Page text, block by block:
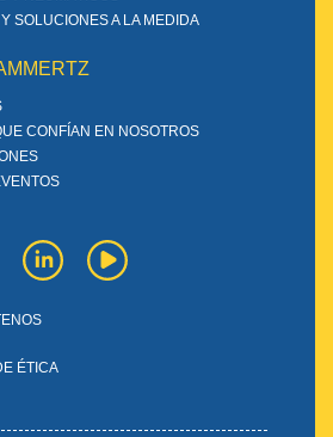
SOLUCIONES A LA MEDIDA
CONFÍAN EN NOSOTROS
ÉTICA